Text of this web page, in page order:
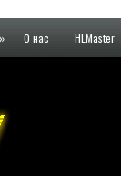
» О нас HLMaster